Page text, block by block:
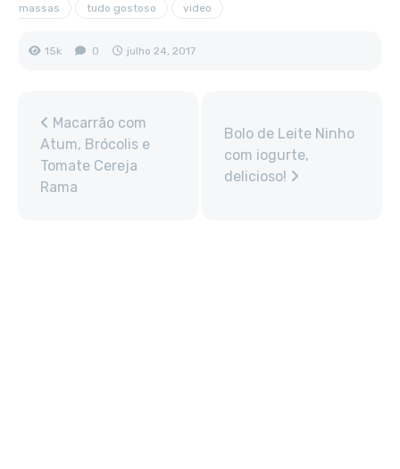
massas
tudo gostoso video
15k 0 julho 24, 2017
Macarrão com
Atum, Brócolis e
Tomate Cereja
Rama
Bolo de Leite Ninho
com iogurte,
delicioso!